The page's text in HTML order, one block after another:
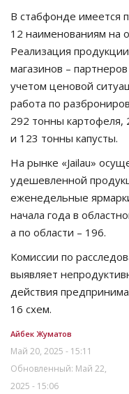
В стабфонде имеется
12 наименованиям на
Реализация
магазинов –
учетом ценовой
работа по
292 тонны картофеля,
и 123 тонны капусты.
На рынке «Jailau»
удешевленной
еженедельные
начала года в
а по области – 196.
Комиссии по
выявляет
действия
16 схем.
Айбек Жуматов
Май 20, 2025 - 15:11
Обновленный: Май 22,
2025 - 15:06